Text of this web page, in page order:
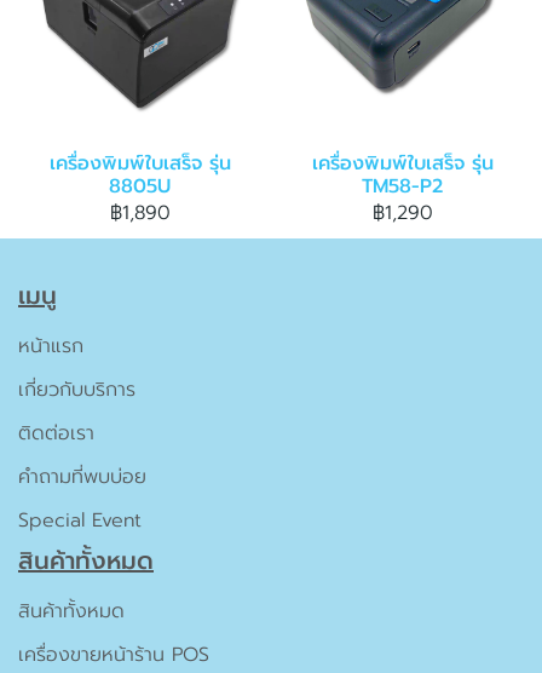
เครื่องพิมพ์ใบเสร็จ รุ่น
8805U
฿1,890
เครื่องพิมพ์ใบเสร็จ รุ่น
TM58-P2
฿1,290
เมนู
หน้าแรก
เกี่ยวกับบริการ
ติดต่อเรา
คำถามที่พบบ่อย
Special Event
สินค้าทั้งหมด
สินค้าทั้งหมด
เครื่องขายหน้าร้าน POS